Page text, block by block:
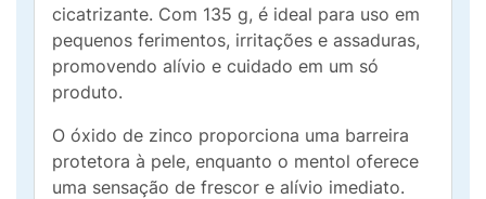
cicatrizante. Com 135 g, é ideal para uso em
pequenos ferimentos, irritações e assaduras,
promovendo alívio e cuidado em um só
produto.
O óxido de zinco proporciona uma barreira
protetora à pele, enquanto o mentol oferece
uma sensação de frescor e alívio imediato.